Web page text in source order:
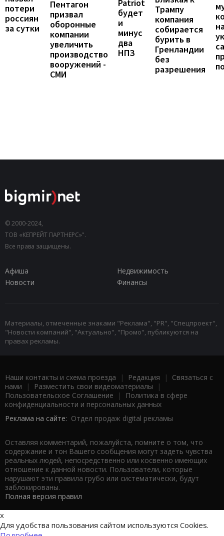
потери
россиян
за сутки
Пентагон
призвал
оборонные
компании
увеличить
производство
вооружений -
СМИ
Patriot
будет
и
минус
два
НПЗ
Трампу
компания
собирается
бурить в
Гренландии
без
разрешения
© 2000-2024,
ТОВ «КЕПРЕЙТ ПАРТНЕРС»".
Все права защищены.
Афиша
Недвижимость
Новости
Финансы
Материалы, отмеченные знаками "Реклама", "PR", "Спецпроект",
"Новости компаний", "Актуально", "Промо", публикуются на
правах рекламы.
Наши контакты и схема проезда | Редакция | Связаться с
нами | Разместить свои видеоматериалы |
Пользовательское Соглашение |
Политика в сфере
конфиденциальности и персональных данных
Реклама на сайте: Отдел продаж digital рекламы
Оставляя комментарий, пожалуйста, помните о том, что
содержание и тон Вашего сообщения могут задеть чувства
реальных людей, непосредственно или косвенно имеющих
отношение к данной новости. Пользователи, которые
нарушают эти правила грубо или систематически, будут
заблокированы.
Полная версия правил
x
Для удобства пользования сайтом используются Cookies.